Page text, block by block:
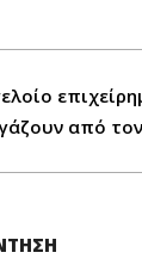
από